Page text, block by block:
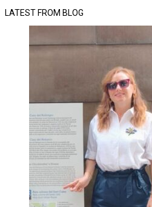
LATEST FROM BLOG